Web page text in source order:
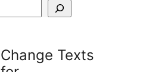
Change Texts